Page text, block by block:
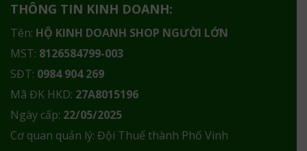
THÔNG TIN KINH DOANH:
Tên: HỘ KINH DOANH SHOP NGƯỜI LỚN
MST: 8126584799-003
SĐT: 0984 904 269
Mã ĐK HKD: 27A8015196
Ngày cấp: 22/05/2025
Cơ quan quản lý: Đội Thuế thành Phố Vinh